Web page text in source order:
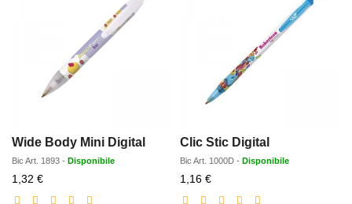
Wide Body Mini Digital
Bic Art. 1893 - Disponibile
1,32 €Prezzo
scontato
Clic Stic Digital
Bic Art. 1000D - Disponibile
1,16 €Prezzo
scontato